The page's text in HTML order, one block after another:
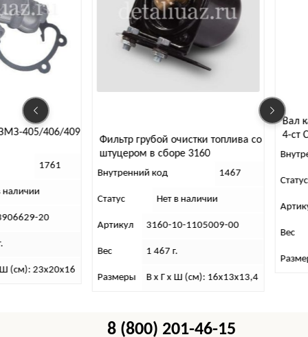
405/406/409
1761
наличии
20
Ш (см): 23х20х16
Фильтр грубой очистки топлива со
штуцером в сборе 3160
Внутренний код 1467
Статус Нет в наличии
Артикул 3160-10-1105009-00
Вес 1 467 г.
Размеры В х Г х Ш (см): 16х13х13,4
Вал
4-ст
Статус
Вес
8 (800) 201-46-15